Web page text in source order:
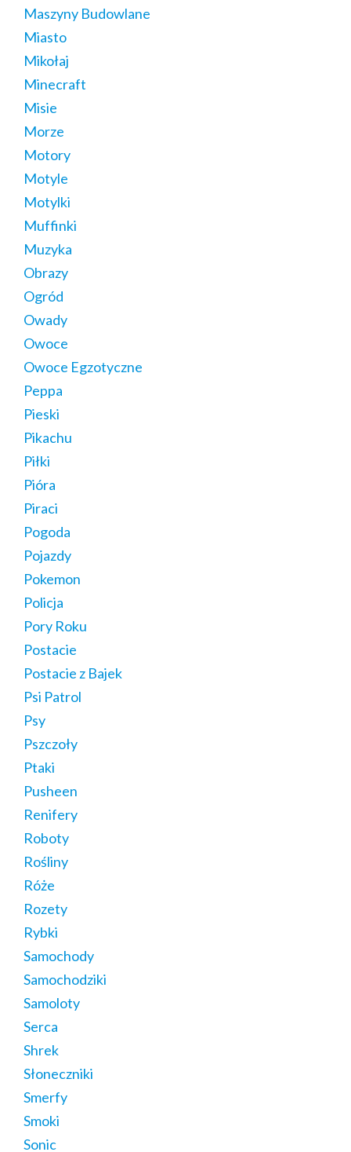
Maszyny Budowlane
Miasto
Mikołaj
Minecraft
Misie
Morze
Motory
Motyle
Motylki
Muffinki
Muzyka
Obrazy
Ogród
Owady
Owoce
Owoce Egzotyczne
Peppa
Pieski
Pikachu
Piłki
Pióra
Piraci
Pogoda
Pojazdy
Pokemon
Policja
Pory Roku
Postacie
Postacie z Bajek
Psi Patrol
Psy
Pszczoły
Ptaki
Pusheen
Renifery
Roboty
Rośliny
Róże
Rozety
Rybki
Samochody
Samochodziki
Samoloty
Serca
Shrek
Słoneczniki
Smerfy
Smoki
Sonic